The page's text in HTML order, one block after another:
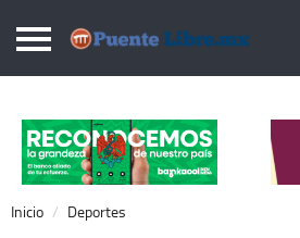
Puentelibre.mx
Local
Nacional
Opinión
Inicio Deportes